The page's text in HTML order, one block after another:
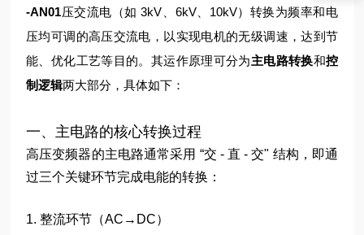
-AN01压交流电（如 3kV、6kV、10kV）转换为频率和电
压均可调的高压交流电，以实现电机的无级调速，达到节
能、优化工艺等目的。其运作原理可分为主电路转换和控
制逻辑两大部分，具体如下：
一、主电路的核心转换过程
高压变频器的主电路通常采用 “交 - 直 - 交" 结构，即通
过三个关键环节完成电能的转换：
1. 整流环节（AC→DC）